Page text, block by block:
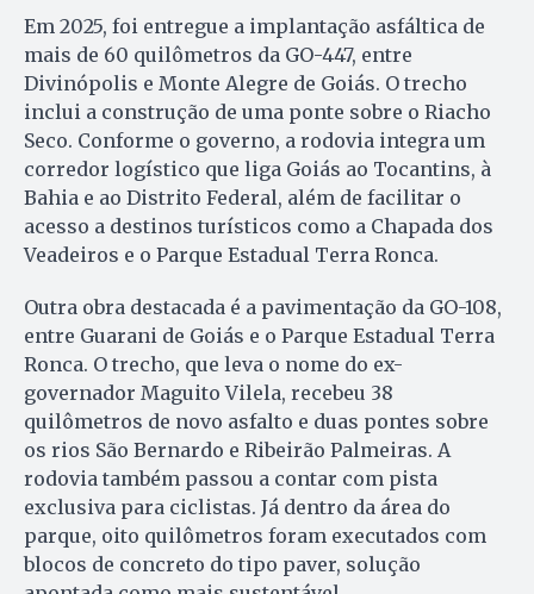
Em 2025, foi entregue a implantação asfáltica de
mais de 60 quilômetros da GO-447, entre
Divinópolis e Monte Alegre de Goiás. O trecho
inclui a construção de uma ponte sobre o Riacho
Seco. Conforme o governo, a rodovia integra um
corredor logístico que liga Goiás ao Tocantins, à
Bahia e ao Distrito Federal, além de facilitar o
acesso a destinos turísticos como a Chapada dos
Veadeiros e o Parque Estadual Terra Ronca.
Outra obra destacada é a pavimentação da GO-108,
entre Guarani de Goiás e o Parque Estadual Terra
Ronca. O trecho, que leva o nome do ex-
governador Maguito Vilela, recebeu 38
quilômetros de novo asfalto e duas pontes sobre
os rios São Bernardo e Ribeirão Palmeiras. A
rodovia também passou a contar com pista
exclusiva para ciclistas. Já dentro da área do
parque, oito quilômetros foram executados com
blocos de concreto do tipo paver, solução